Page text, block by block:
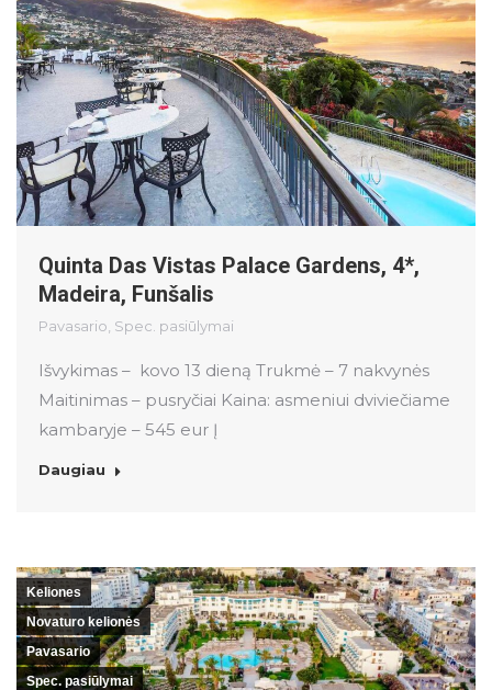
Quinta Das Vistas Palace Gardens, 4*,
Madeira, Funšalis
Pavasario Spec. pasiūlymai
Išvykimas – kovo 13 dieną Trukmė – 7 nakvynės
Maitinimas – pusryčiai Kaina: asmeniui dviviečiame
kambaryje – 545 eur Į
Daugiau
Keliones
Novaturo kelionės
Pavasario
Spec. pasiūlymai